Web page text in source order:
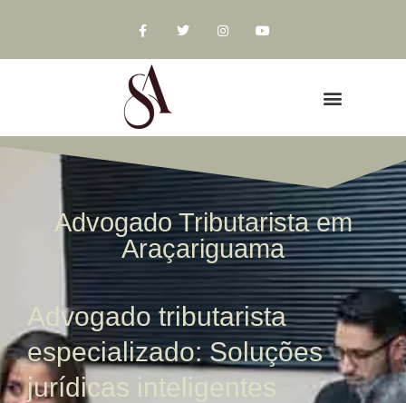
Advogado Tributarista em
Araçariguama
Advogado tributarista
especializado: Soluções
jurídicas inteligentes